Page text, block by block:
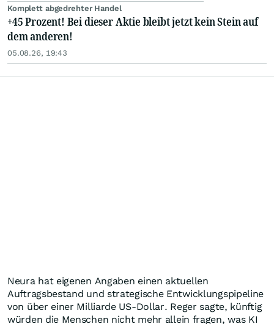
Komplett abgedrehter Handel
+45 Prozent! Bei dieser Aktie bleibt jetzt kein Stein auf
dem anderen!
05.08.26, 19:43
Neura hat eigenen Angaben einen aktuellen
Auftragsbestand und strategische Entwicklungspipeline
von über einer Milliarde US-Dollar. Reger sagte, künftig
würden die Menschen nicht mehr allein fragen, was KI